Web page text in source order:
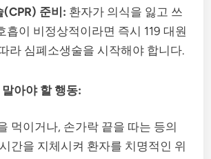
(CPR) 준비: 환자가 의식을 잃고 쓰
흡이 비정상적이라면 즉시 119 대원
라 심폐소생술을 시작해야 합니다.
아야 할 행동:
먹이거나, 손가락 끝을 따는 등의
간을 지체시켜 환자를 치명적인 위